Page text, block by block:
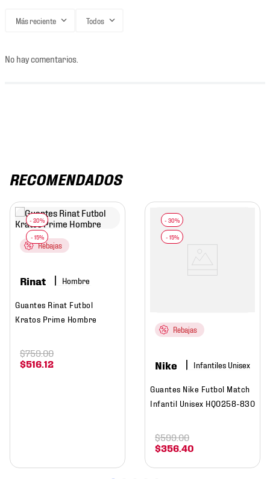
Más reciente Todos
No hay comentarios.
RECOMENDADOS
Rebajas
Rinat Hombre
Guantes Rinat Futbol
Kratos Prime Hombre
$516 12
$759.00
Rebajas
Nike
Guantes Nike Futbol Match
Infantil Unisex HQ0258-830
$356 40
$599.00